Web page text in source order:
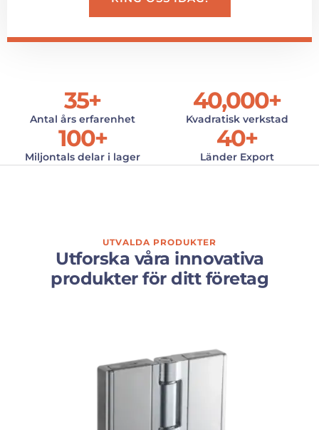
Antal års erfarenhet
35+
Kvadratisk verkstad
40,000+
Miljontals delar i lager
100+
Länder Export
40+
UTVALDA PRODUKTER
Utforska våra innovativa
produkter för ditt företag